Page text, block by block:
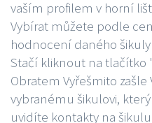
vaším profilem v horní
Vybírat můžete podle
hodnocení daného
Stačí kliknout na
Obratem Vyřešmito
vybranému šikulovi,
uvidíte kontakty na šikulu